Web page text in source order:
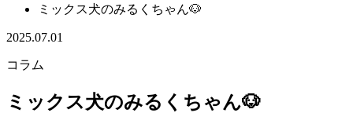
ミックス犬のみるくちゃん🐶
2025.07.01
コラム
ミックス犬のみるくちゃん🐶